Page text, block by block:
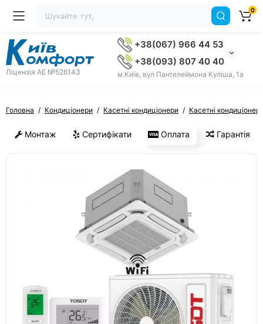
Ліцензія AE №526143
+38(067) 966 44 53
+38(093) 807 40 40
м.Київ, вул Пантелеймона Куліша, 1а
0
Головна Кондиціонери Касетні кондиціонери Касетні
Монтаж Сертифікати Оплата Гарантія